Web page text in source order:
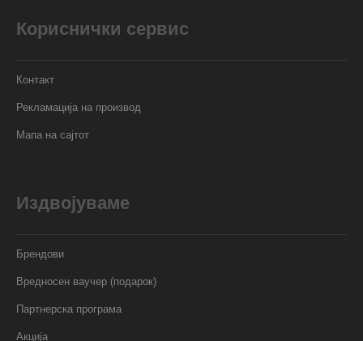
Кориснички сервис
Контакт
Рекламација на производ
Мапа на сајтот
Издвојуваме
Брендови
Вредносен ваучер (подарок)
Партнерска програма
Акција